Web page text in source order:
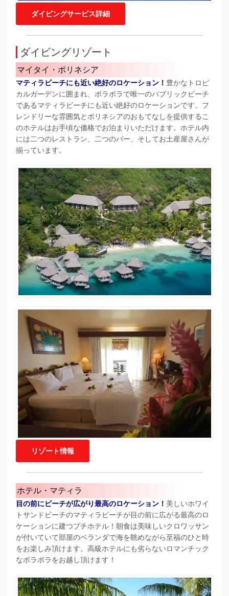
ダイビングサービス詳細
ダイビングリゾート
マイタイ・ポリネシア
マティラビーチにも近い絶好のロケーション！ 豊かなトロピ
カルガーデンに囲まれ、ボラボラで唯一のパブリックビーチ
であるマティラビーチにも近い絶好のロケーションです。フ
レンドリーな雰囲気とポリネシアのおもてなしを提供するこ
のホテルはお手頃な価格でお泊まりいただけます。ホテル内
には二つのレストラン、二つのバー、そしてお土産屋さんが
揃っています。
リゾート情報
ホテル・マティラ
目の前にビーチが広がり最高のロケーション！ 美しいホワイ
トサンドビーチのマティラビーチが目の前に広がる最高のロ
ケーションに建つプチホテル！朝食は美味しいクロワッサン
が付いていて部屋のベランダで海を眺めながら至福のひと時
をお楽しみ頂けます。高級ホテルにも劣らないロマンチック
なボラボラをお越し頂けます！